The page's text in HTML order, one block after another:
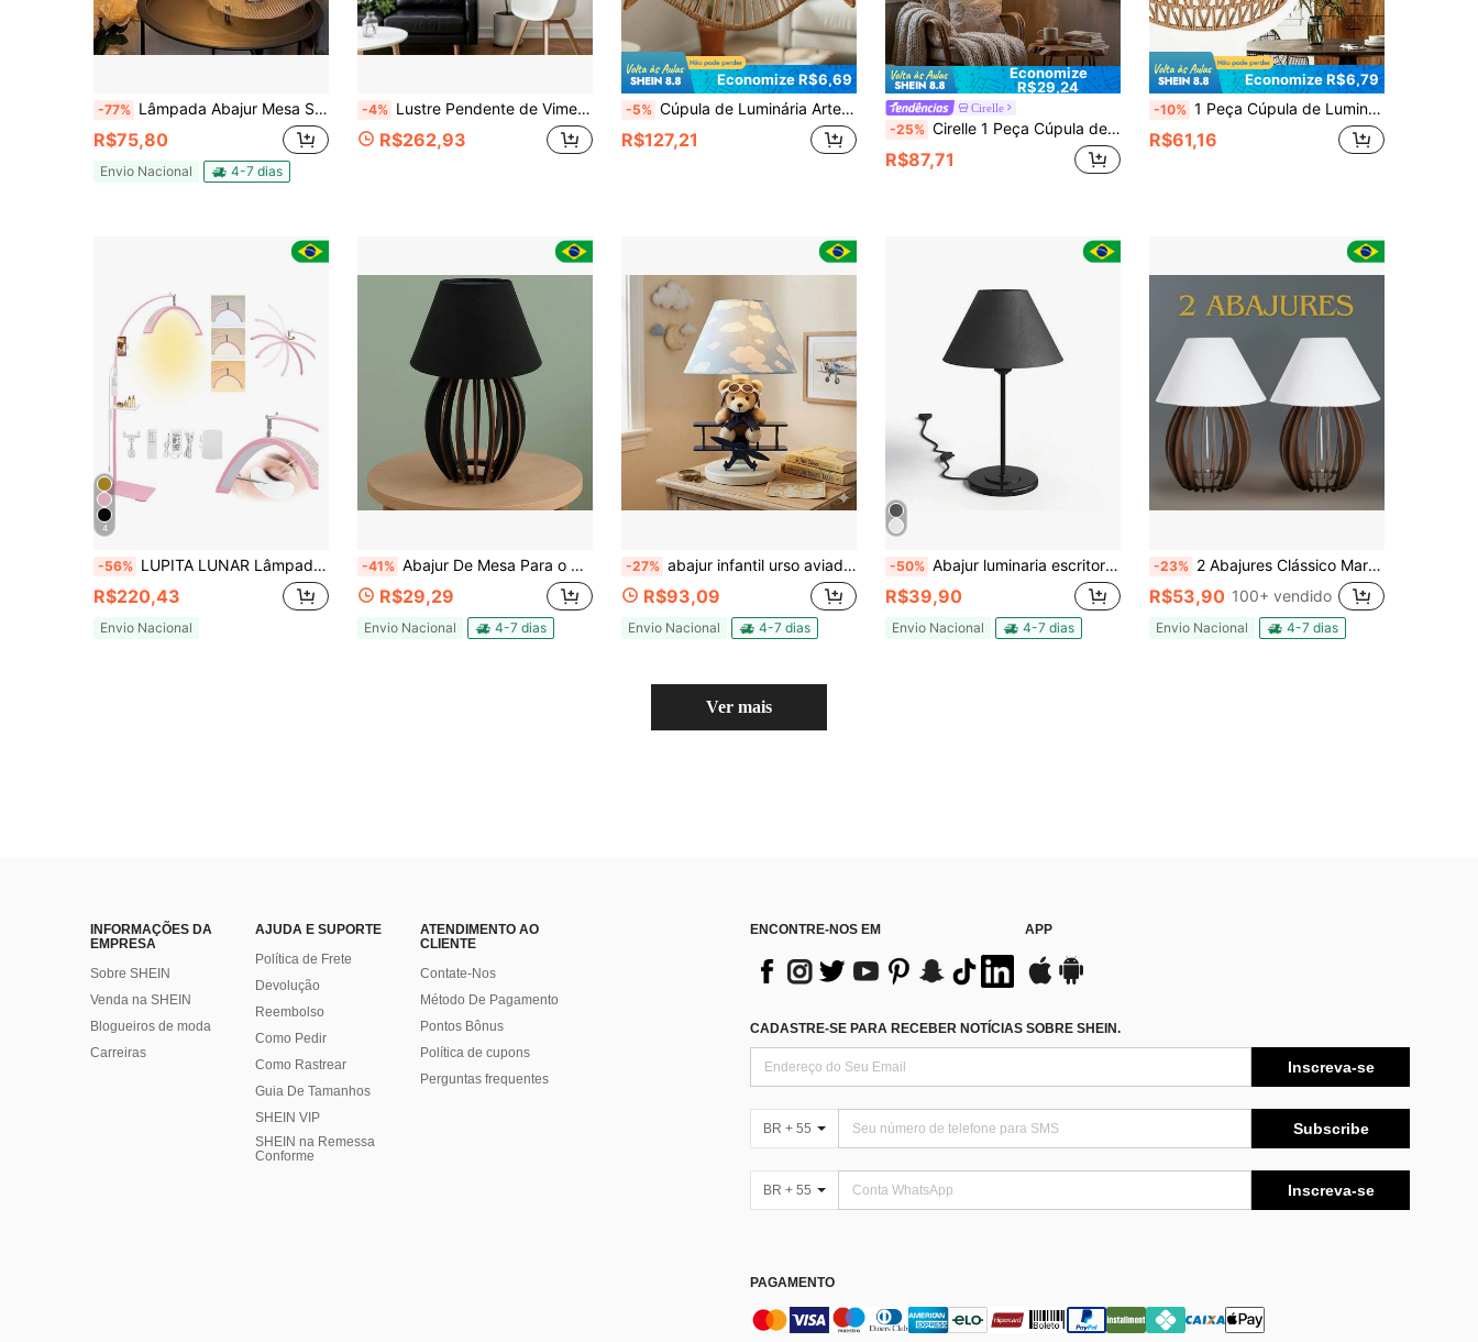
-77% Lâmpada Abajur Mesa Saia de Seda Com Barra Led Sensor Toque De Luz Quarto Sem Fio 3 Cores 110/220v
R$75,80
Envio Nacional 4-7 dias
-4% Lustre Pendente de Vime Tecido à Mão Estilo Boêmio, Design Rústico Ondulado Adequado para Ilha de Cozinha, Sala de Jantar, Quarto, Compatível com Base E26/E27, Luminária Artesanal Estilo Fazenda
R$262,93
Economize R$6,69
-5% Cúpula de Luminária Artesanal Tecida com Borda Franzida Estilo Boêmio Campestre | Artesanato em Vime | Decoração para Casa/Luz de Teto | Adequado para Decoração de Halloween Luminária de Mesa/Decoração de Sala de Estar Luminária de Mesa Decoração de Natal/Decoração de Casamento (Lâmpada Não Incluída)
R$127,21
Economize
R$29,24
Cirelle
-25% Cirelle 1 Peça Cúpula de Luminária de Tecido Macramê Boêmio, Cúpula de Luminária de Corda de Algodão Tecida à Mão para Decoração de Casa & Quarto
R$87,71
Economize R$6,79
-10% 1 Peça Cúpula de Luminária Feita à Mão de Corda de Papel Trançada - Estilo Boêmio, Estilo Rústico Vintage, Adequada para Base de Rosca E27, Aplicável para Luminária Pendente de Quarto/Decoração de Quarto, Cúpula de Luminária de Quarto, Luminária de Parede/Luz Noturna, Luminária de Mesa e Luminária de Cabeceira Adequada para Decoração de Halloween, Ação de Graças, Natal e Festa. (Lâmpada e Fio Não Incluídos, o Produto Inclui Apenas a Cúpula da Luminária.)
R$61,16
4
-56% LUPITA LUNAR Lâmpada de Cílios Semicircular com Strass, Haste Arqueada e Cabeça Giratória 360° | Lâmpada de Chão 45W com Suporte e Controle Remoto Duplo com Fio e Sem Fio | 3 Temperaturas de Cor Ajustáveis sem Sombras | Ideal para Esteticistas, Tatuadores e Uso Doméstico
R$220,43
Envio Nacional
-41% Abajur De Mesa Para o Quarto Casal Retrô Rústico Vintage De Madeira Cor Preto - Apcp
R$29,29
Envio Nacional 4-7 dias
-27% abajur infantil urso aviador aviao nuvens azul
R$93,09
Envio Nacional 4-7 dias
-50% Abajur luminaria escritorio sala quarto mesa decoração clean
R$39,90
Envio Nacional 4-7 dias
-23% 2 Abajures Clássico Marrom Luminária De Mesa Quarto De Casal - 2AMB
R$53,90 100+ vendido
Envio Nacional 4-7 dias
Ver mais
INFORMAÇÕES DA
EMPRESA
Sobre SHEIN
Venda na SHEIN
Blogueiros de moda
Carreiras
AJUDA E SUPORTE
Política de Frete
Devolução
Reembolso
Como Pedir
Como Rastrear
Guia De Tamanhos
SHEIN VIP
SHEIN na Remessa
Conforme
ATENDIMENTO AO
CLIENTE
Contate-Nos
Método De Pagamento
Pontos Bônus
Política de cupons
Perguntas frequentes
ENCONTRE-NOS EM APP
CADASTRE-SE PARA RECEBER NOTÍCIAS SOBRE SHEIN.
Inscreva-se
BR + 55 Subscribe
BR + 55 Inscreva-se
PAGAMENTO